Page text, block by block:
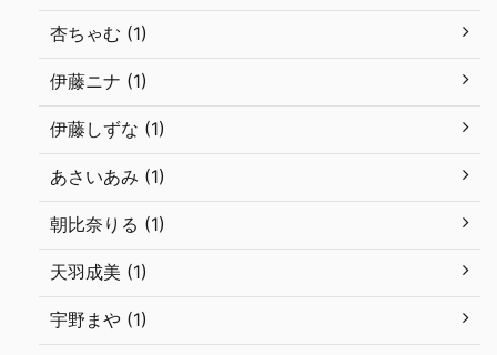
杏ちゃむ (1)
伊藤ニナ (1)
伊藤しずな (1)
あさいあみ (1)
朝比奈りる (1)
天羽成美 (1)
宇野まや (1)